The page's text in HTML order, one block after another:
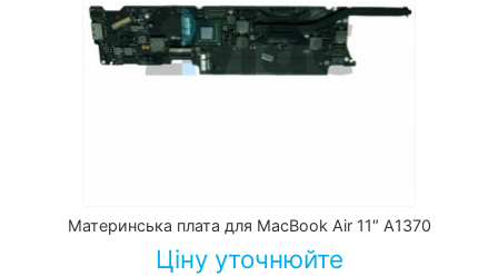
Материнська плата для MacBook Air 11″ A1370
Ціну уточнюйте